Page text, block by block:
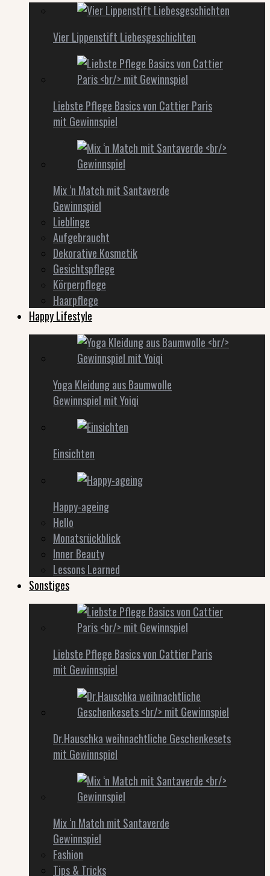
Vier Lippenstift Liebesgeschichten
Liebste Pflege Basics von Cattier Paris
mit Gewinnspiel
Mix ‘n Match mit Santaverde
Gewinnspiel
Lieblinge
Aufgebraucht
Dekorative Kosmetik
Gesichtspflege
Körperpflege
Haarpflege
Happy Lifestyle
Yoga Kleidung aus Baumwolle
Gewinnspiel mit Yoiqi
Einsichten
Happy-ageing
Hello
Monatsrückblick
Inner Beauty
Lessons Learned
Sonstiges
Liebste Pflege Basics von Cattier Paris
mit Gewinnspiel
Dr.Hauschka weihnachtliche Geschenkesets
mit Gewinnspiel
Mix ‘n Match mit Santaverde
Gewinnspiel
Fashion
Tips & Tricks